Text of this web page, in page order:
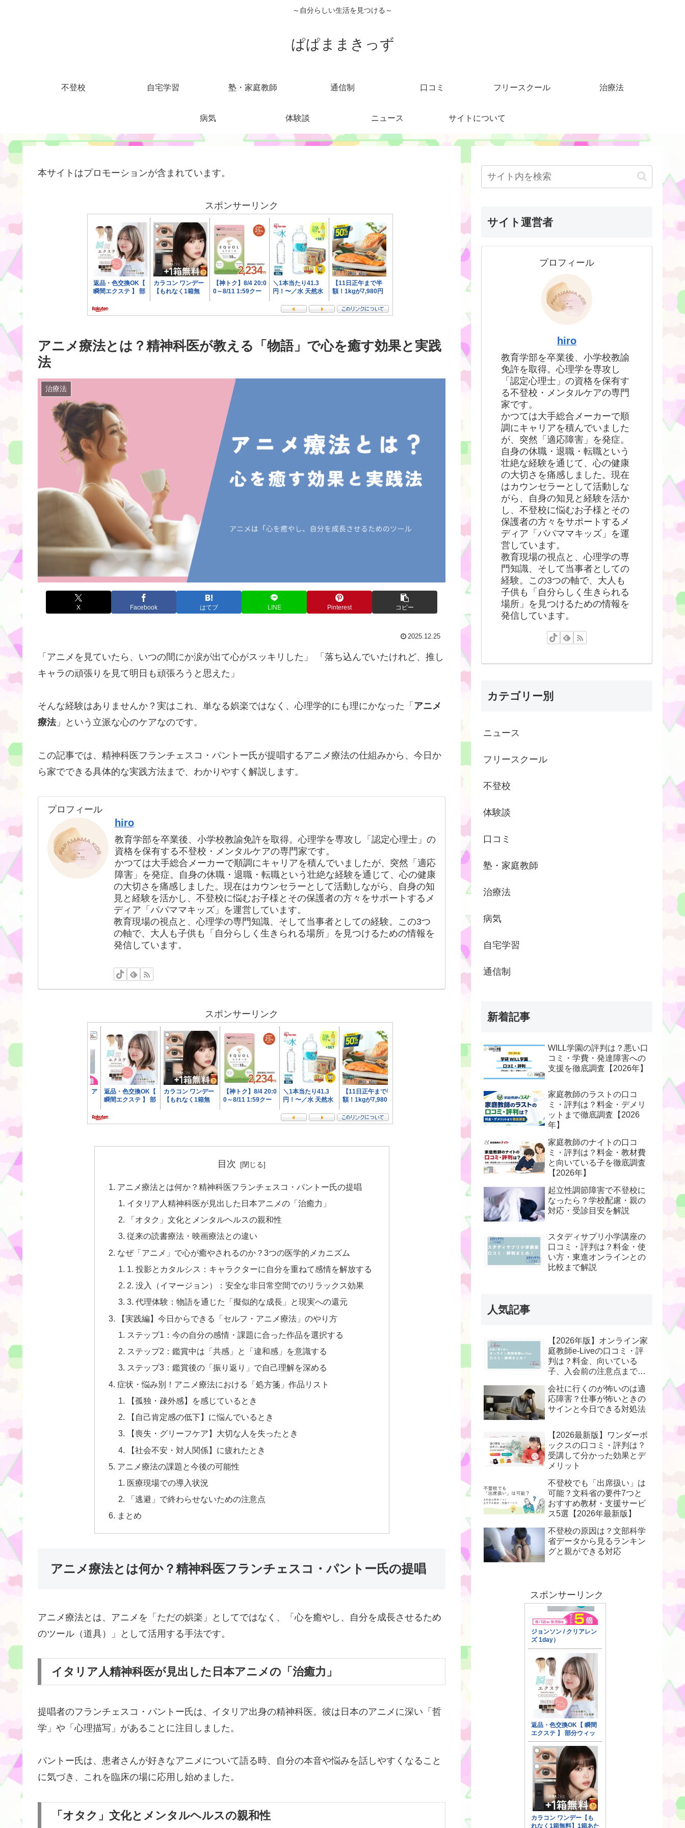
～自分らしい生活を見つける～
ぱぱままきっず
不登校 自宅学習 塾・家庭教師 通信制 口コミ フリースクール 治療法
病気 体験談 ニュース サイトについて
本サイトはプロモーションが含まれています。
スポンサーリンク
アニメ療法とは？精神科医が教える「物語」で心を癒す効果と実践
法
治療法
X Facebook はてブ LINE Pinterest コピー
2025.12.25
「アニメを見ていたら、いつの間にか涙が出て心がスッキリした」 「落ち込んでいたけれど、推し
キャラの頑張りを見て明日も頑張ろうと思えた」
そんな経験はありませんか？実はこれ、単なる娯楽ではなく、心理学的にも理にかなった「 アニメ
療法」という立派な心のケアなのです。
この記事では、精神科医フランチェスコ・パントー氏が提唱するアニメ療法の仕組みから、今日か
ら家でできる具体的な実践方法まで、わかりやすく解説します。
プロフィール
hiro
教育学部を卒業後、小学校教諭免許を取得。心理学を専攻し「認定心理士」の
資格を保有する不登校・メンタルケアの専門家です。
かつては大手総合メーカーで順調にキャリアを積んでいましたが、突然「適応
障害」を発症。自身の休職・退職・転職という壮絶な経験を通じて、心の健康
の大切さを痛感しました。現在はカウンセラーとして活動しながら、自身の知
見と経験を活かし、不登校に悩むお子様とその保護者の方々をサポートするメ
ディア「パパママキッズ」を運営しています。
教育現場の視点と、心理学の専門知識、そして当事者としての経験。この3つ
の軸で、大人も子供も「自分らしく生きられる場所」を見つけるための情報を
発信しています。
スポンサーリンク
目次
アニメ療法とは何か？精神科医フランチェスコ・パントー氏の提唱
イタリア人精神科医が見出した日本アニメの「治癒力」
「オタク」文化とメンタルヘルスの親和性
従来の読書療法・映画療法との違い
なぜ「アニメ」で心が癒やされるのか？3つの医学的メカニズム
1. 投影とカタルシス：キャラクターに自分を重ねて感情を解放する
2. 没入（イマージョン）：安全な非日常空間でのリラックス効果
3. 代理体験：物語を通じた「擬似的な成長」と現実への還元
【実践編】今日からできる「セルフ・アニメ療法」のやり方
ステップ1：今の自分の感情・課題に合った作品を選択する
ステップ2：鑑賞中は「共感」と「違和感」を意識する
ステップ3：鑑賞後の「振り返り」で自己理解を深める
症状・悩み別！アニメ療法における「処方箋」作品リスト
【孤独・疎外感】を感じているとき
【自己肯定感の低下】に悩んでいるとき
【喪失・グリーフケア】大切な人を失ったとき
【社会不安・対人関係】に疲れたとき
アニメ療法の課題と今後の可能性
医療現場での導入状況
「逃避」で終わらせないための注意点
まとめ
アニメ療法とは何か？精神科医フランチェスコ・パントー氏の提唱
アニメ療法とは、アニメを「ただの娯楽」としてではなく、「心を癒やし、自分を成長させるため
のツール（道具）」として活用する手法です。
イタリア人精神科医が見出した日本アニメの「治癒力」
提唱者のフランチェスコ・パントー氏は、イタリア出身の精神科医。彼は日本のアニメに深い「哲
学」や「心理描写」があることに注目しました。
パントー氏は、患者さんが好きなアニメについて語る時、自分の本音や悩みを話しやすくなること
に気づき、これを臨床の場に応用し始めました。
「オタク」文化とメンタルヘルスの親和性
サイト運営者
プロフィール
hiro
教育学部を卒業後、小学校教諭
免許を取得。心理学を専攻し
「認定心理士」の資格を保有す
る不登校・メンタルケアの専門
家です。
かつては大手総合メーカーで順
調にキャリアを積んでいました
が、突然「適応障害」を発症。
自身の休職・退職・転職という
壮絶な経験を通じて、心の健康
の大切さを痛感しました。現在
はカウンセラーとして活動しな
がら、自身の知見と経験を活か
し、不登校に悩むお子様とその
保護者の方々をサポートするメ
ディア「パパママキッズ」を運
営しています。
教育現場の視点と、心理学の専
門知識、そして当事者としての
経験。この3つの軸で、大人も
子供も「自分らしく生きられる
場所」を見つけるための情報を
発信しています。
カテゴリー別
ニュース
フリースクール
不登校
体験談
口コミ
塾・家庭教師
治療法
病気
自宅学習
通信制
新着記事
WILL学園の評判は？悪い口
コミ・学費・発達障害への
支援を徹底調査【2026年】
家庭教師のラストの口コ
ミ・評判は？料金・デメリ
ットまで徹底調査【2026
年】
家庭教師のナイトの口コ
ミ・評判は？料金・教材費
と向いている子を徹底調査
【2026年】
起立性調節障害で不登校に
なったら？学校配慮・親の
対応・受診目安を解説
スタディサプリ小学講座の
口コミ・評判は？料金・使
い方・東進オンラインとの
比較まで解説
人気記事
【2026年版】オンライン家
庭教師e-Liveの口コミ・評
判は？料金、向いている
子、入会前の注意点まで解
会社に行くのが怖いのは適
応障害？仕事が怖いときの
サインと今日できる対処法
【2026最新版】ワンダーボ
ックスの口コミ・評判は？
受講して分かった効果とデ
メリット
不登校でも「出席扱い」は
可能？文科省の要件7つと
おすすめ教材・支援サービ
ス5選【2026年最新版】
不登校の原因は？文部科学
省データから見るランキン
グと親ができる対応
スポンサーリンク